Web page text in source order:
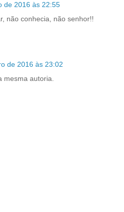
de 2016 às 22:55
não conhecia, não senhor!!
de 2016 às 23:02
mesma autoria.